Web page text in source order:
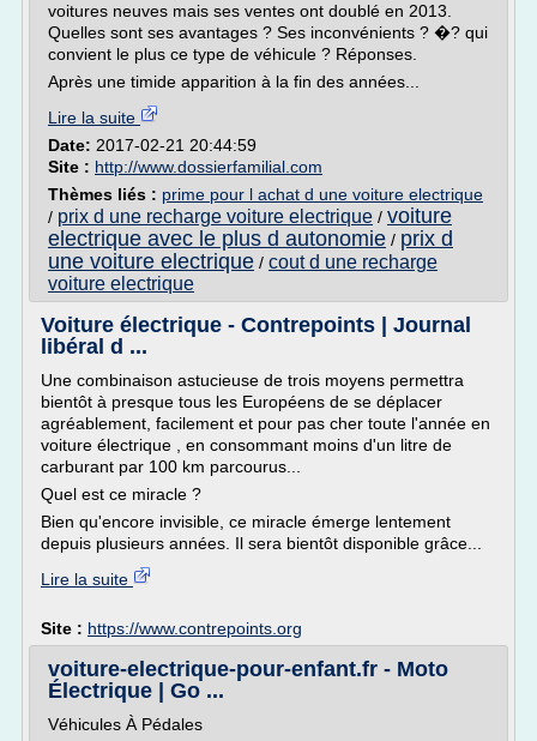
voitures neuves mais ses ventes ont doublé en 2013.
Quelles sont ses avantages ? Ses inconvénients ? �? qui
convient le plus ce type de véhicule ? Réponses.
Après une timide apparition à la fin des années...
Lire la suite
Date: 2017-02-21 20:44:59
Site : http://www.dossierfamilial.com
Thèmes liés : prime pour l achat d une voiture electrique
/ prix d une recharge voiture electrique / voiture
electrique avec le plus d autonomie / prix d
une voiture electrique / cout d une recharge
voiture electrique
Voiture électrique - Contrepoints | Journal
libéral d ...
Une combinaison astucieuse de trois moyens permettra
bientôt à presque tous les Européens de se déplacer
agréablement, facilement et pour pas cher toute l'année en
voiture électrique , en consommant moins d'un litre de
carburant par 100 km parcourus...
Quel est ce miracle ?
Bien qu'encore invisible, ce miracle émerge lentement
depuis plusieurs années. Il sera bientôt disponible grâce...
Lire la suite
Site : https://www.contrepoints.org
voiture-electrique-pour-enfant.fr - Moto
Électrique | Go ...
Véhicules À Pédales